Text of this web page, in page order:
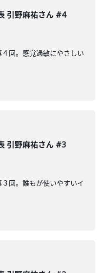
引野麻祐さん #4
回。感覚過敏にやさしい
引野麻祐さん #3
回。誰もが使いやすいイ